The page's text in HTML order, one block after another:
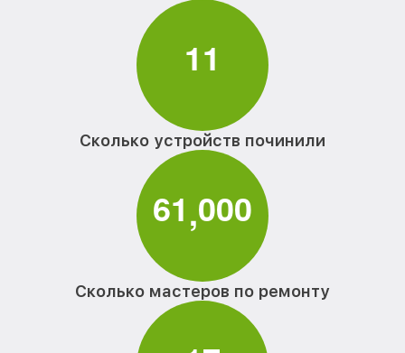
11
Сколько устройств починили
61,000
Сколько мастеров по ремонту